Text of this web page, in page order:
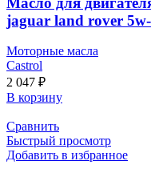
jaguar land rover
Моторные масла
Castrol
2 047 ₽
В корзину
Сравнить
Быстрый просмотр
Добавить в избранное